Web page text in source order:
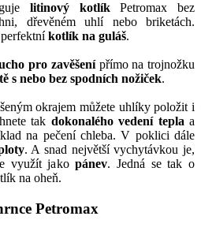
litinový kotlíkPetromax bez
dřevěném uhlí nebo briketách.
kotlík na guláš.
pro zavěšenípřímo na trojnožku
s nebo bez spodních nožiček.
okrajem můžete uhlíky položit i
tak dokonalého vedení tepla a
na pečení chleba. V poklici dále
. A snad největší vychytávkou je,
využít jakopánev. Jedná se tak o
na oheň.
Petromax